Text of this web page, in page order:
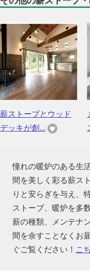
薪ストーブとウッド
デッキが創...
憧れの暖炉のある生
間を美しく彩る薪ス
りと安らぎを与え、
ストーブ、暖炉を多
薪の種類、メンテナ
間を余すことなくお
ぐご覧ください！ こ